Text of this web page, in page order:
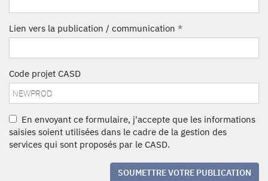
Lien vers la publication / communication *
Code projet CASD
En envoyant ce formulaire, j'accepte que les informations
saisies soient utilisées dans le cadre de la gestion des
services qui sont proposés par le CASD.
SOUMETTRE VOTRE PUBLICATION